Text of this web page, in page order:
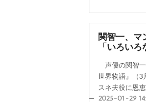
関智一、マ
「いろい
声優の関智一
世界物語』（3
スネ夫役に恩
2025-01-29